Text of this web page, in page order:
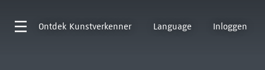
Ontdek Kunstverkenner Language Inloggen